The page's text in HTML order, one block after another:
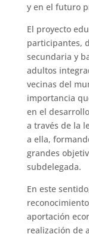
y en el futuro
El proyecto
participantes,
secundaria y
adultos
vecinas del
importancia
en el
a través de la
a ella,
grandes
subdelegada.
En este
aportación
realización de